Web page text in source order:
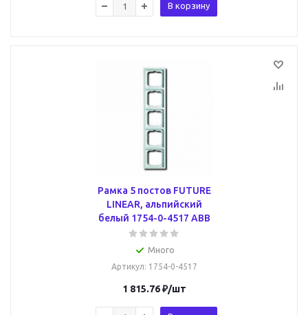
В корзину
Рамка 5 постов FUTURE
LINEAR, альпийский
белый 1754-0-4517 ABB
Много
Артикул: 1754-0-4517
1 815.76₽/шт